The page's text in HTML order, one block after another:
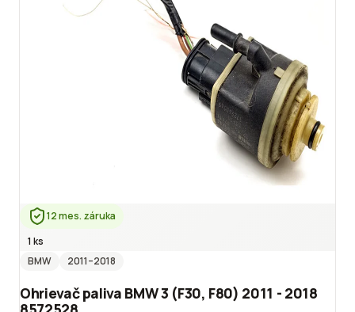
12 mes. záruka
1 ks
BMW
2011–2018
Ohrievač paliva BMW 3 (F30, F80) 2011 - 2018